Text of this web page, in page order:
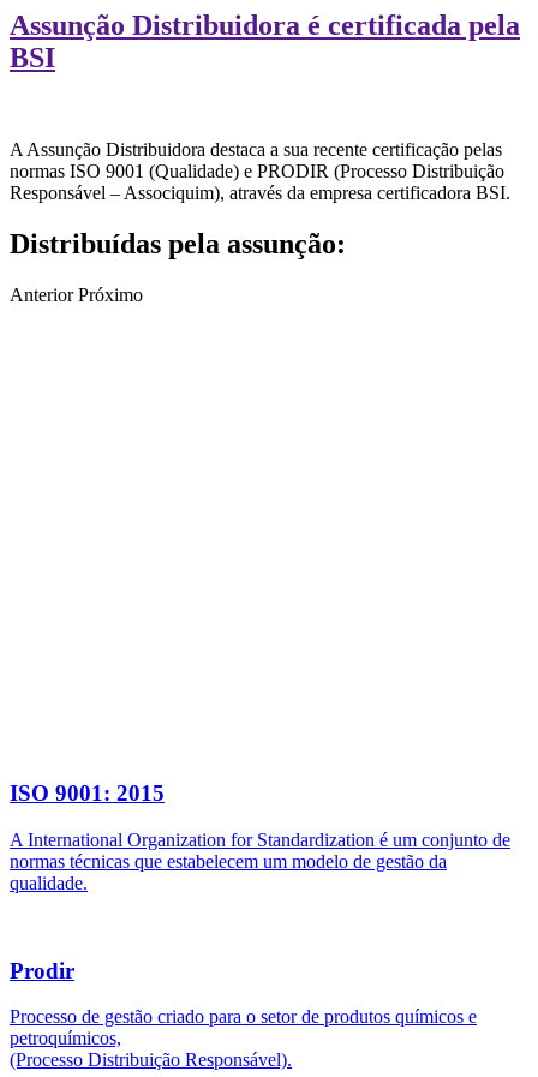
Assunção Distribuidora é certificada pela
BSI
A Assunção Distribuidora destaca a sua recente certificação pelas
normas ISO 9001 (Qualidade) e PRODIR (Processo Distribuição
Responsável – Associquim), através da empresa certificadora BSI.
Distribuídas pela assunção:
Anterior Próximo
ISO 9001: 2015
A International Organization for Standardization é um conjunto de
normas técnicas que estabelecem um modelo de gestão da
qualidade.
Prodir
Processo de gestão criado para o setor de produtos químicos e
petroquímicos,
(Processo Distribuição Responsável).